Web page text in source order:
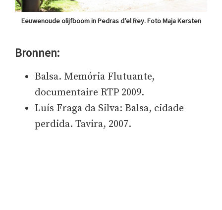
Eeuwenoude olijfboom in Pedras d’el Rey. Foto Maja Kersten
Bronnen:
Balsa. Memória Flutuante,
documentaire RTP 2009.
Luís Fraga da Silva: Balsa, cidade
perdida. Tavira, 2007.